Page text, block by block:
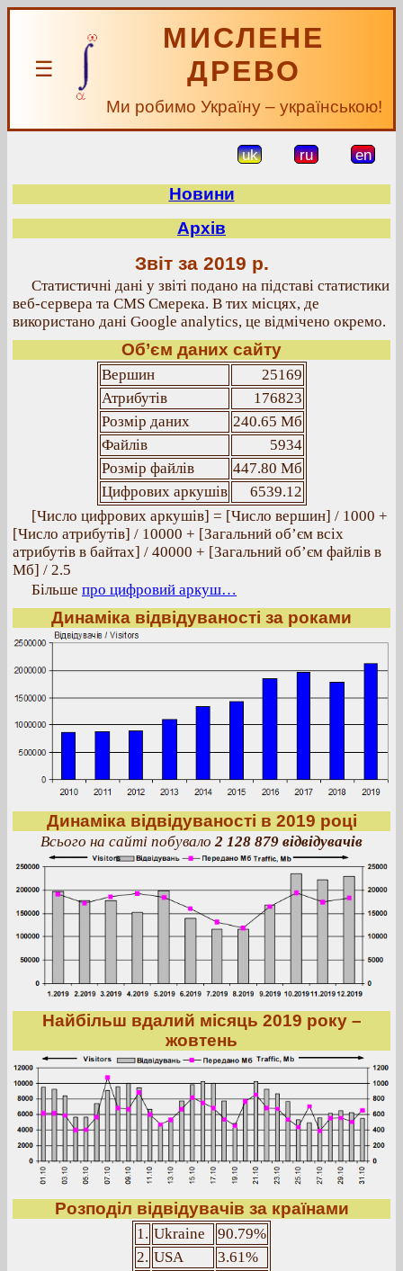
☰
МИСЛЕНЕ
ДРЕВО
Ми робимо Україну – українською!
uk ru en
Новини
Архів
Звіт за 2019 р.
Статистичні дані у звіті подано на підставі статистики
веб-сервера та CMS Смерека. В тих місцях, де
використано дані Google analytics, це відмічено окремо.
Об’єм даних сайту
Вершин
25169
Атрибутів
176823
Розмір даних
240.65 Мб
Файлів
5934
Розмір файлів
447.80 Мб
Цифрових аркушів
6539.12
[Число цифрових аркушів] = [Число вершин] / 1000 +
[Число атрибутів] / 10000 + [Загальний об’єм всіх
атрибутів в байтах] / 40000 + [Загальний об’єм файлів в
Мб] / 2.5
Більше про цифровий аркуш…
Динаміка відвідуваності за роками
Динаміка відвідуваності в 2019 році
Всього на сайті побувало2 128 879 відвідувачів
Найбільш вдалий місяць 2019 року –
жовтень
Розподіл відвідувачів за країнами
1. Ukraine
90.79%
2. USA
3.61%